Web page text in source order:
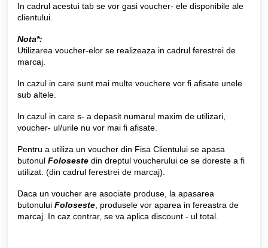
In cadrul acestui tab se vor gasi voucher- ele disponibile ale
clientului.
Nota*:
Utilizarea voucher-elor se realizeaza in cadrul ferestrei de
marcaj.
In cazul in care sunt mai multe vouchere vor fi afisate unele
sub altele.
In cazul in care s- a depasit numarul maxim de utilizari,
voucher- ul/urile nu vor mai fi afisate.
Pentru a utiliza un voucher din Fisa Clientului se apasa
butonul Foloseste din dreptul voucherului ce se doreste a fi
utilizat. (din cadrul ferestrei de marcaj).
Daca un voucher are asociate produse, la apasarea
butonului Foloseste , produsele vor aparea in fereastra de
marcaj. In caz contrar, se va aplica discount - ul total.